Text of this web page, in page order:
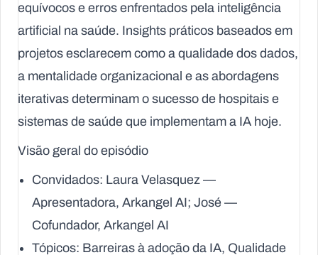
equívocos e erros enfrentados pela inteligência
artificial na saúde. Insights práticos baseados em
projetos esclarecem como a qualidade dos dados,
a mentalidade organizacional e as abordagens
iterativas determinam o sucesso de hospitais e
sistemas de saúde que implementam a IA hoje.
Visão geral do episódio
Convidados: Laura Velasquez —
Apresentadora, Arkangel AI; José —
Cofundador, Arkangel AI
Tópicos: Barreiras à adoção da IA, Qualidade